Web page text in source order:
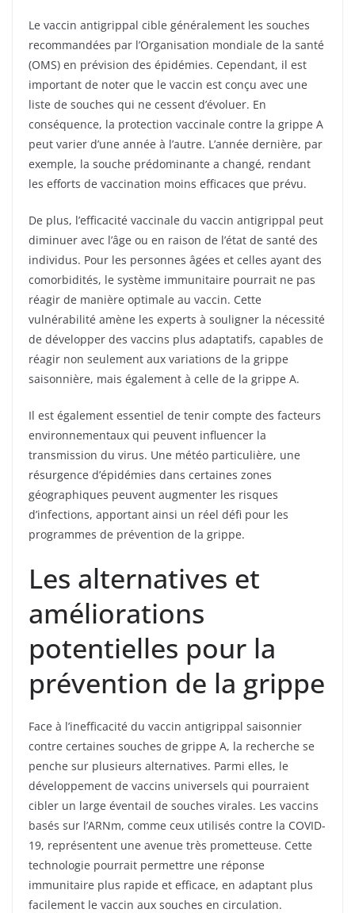
Le vaccin antigrippal cible généralement les souches
recommandées par l’Organisation mondiale de la santé
(OMS) en prévision des épidémies. Cependant, il est
important de noter que le vaccin est conçu avec une
liste de souches qui ne cessent d’évoluer. En
conséquence, la protection vaccinale contre la grippe A
peut varier d’une année à l’autre. L’année dernière, par
exemple, la souche prédominante a changé, rendant
les efforts de vaccination moins efficaces que prévu.
De plus, l’efficacité vaccinale du vaccin antigrippal peut
diminuer avec l’âge ou en raison de l’état de santé des
individus. Pour les personnes âgées et celles ayant des
comorbidités, le système immunitaire pourrait ne pas
réagir de manière optimale au vaccin. Cette
vulnérabilité amène les experts à souligner la nécessité
de développer des vaccins plus adaptatifs, capables de
réagir non seulement aux variations de la grippe
saisonnière, mais également à celle de la grippe A.
Il est également essentiel de tenir compte des facteurs
environnementaux qui peuvent influencer la
transmission du virus. Une météo particulière, une
résurgence d’épidémies dans certaines zones
géographiques peuvent augmenter les risques
d’infections, apportant ainsi un réel défi pour les
programmes de prévention de la grippe.
Les alternatives et
améliorations
potentielles pour la
prévention de la grippe
Face à l’inefficacité du vaccin antigrippal saisonnier
contre certaines souches de grippe A, la recherche se
penche sur plusieurs alternatives. Parmi elles, le
développement de vaccins universels qui pourraient
cibler un large éventail de souches virales. Les vaccins
basés sur l’ARNm, comme ceux utilisés contre la COVID-
19, représentent une avenue très prometteuse. Cette
technologie pourrait permettre une réponse
immunitaire plus rapide et efficace, en adaptant plus
facilement le vaccin aux souches en circulation.